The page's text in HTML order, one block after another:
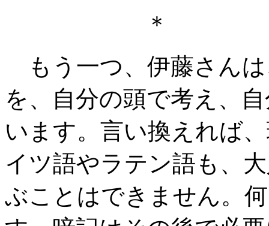
＊
もう一つ、伊藤さん
を、自分の頭で考え、
います。言い換えれば
イツ語やラテン語も、
ぶことはできません。